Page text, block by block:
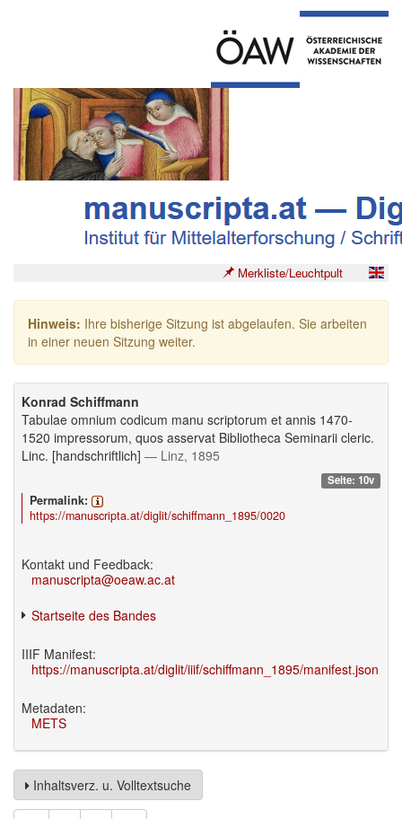
Merkliste/Leuchtpult
Hinweis: Ihre bisherige Sitzung ist abgelaufen. Sie arbeiten
in einer neuen Sitzung weiter.
Konrad Schiffmann
Tabulae omnium codicum manu scriptorum et annis 1470-
1520 impressorum, quos asservat Bibliotheca Seminarii cleric.
Linc. [handschriftlich] — Linz, 1895
Seite: 10v
Permalink:
https://manuscripta.at/diglit/schiffmann_1895/0020
Kontakt und Feedback:
manuscripta@oeaw.ac.at
Startseite des Bandes
IIIF Manifest:
https://manuscripta.at/diglit/iiif/schiffmann_1895/manifest.json
Metadaten:
METS
Inhaltsverz. u. Volltextsuche